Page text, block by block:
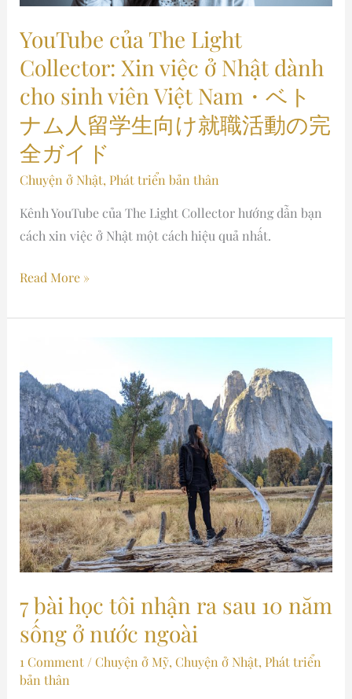
YouTube của The Light
Collector: Xin việc ở Nhật dành
cho sinh viên Việt Nam・ベト
ナム人留学生向け就職活動の完
全ガイド
Chuyện ở Nhật, Phát triển bản thân
Kênh YouTube của The Light Collector hướng dẫn bạn
cách xin việc ở Nhật một cách hiệu quả nhất.
dành
cho
sinh
viên
Việt
Nam・
ベ
ト
ナ
人
学
け
就
職
活
動
の
完
全
ガ
ド
Read More »
7 bài học tôi nhận ra sau 10 năm
sống ở nước ngoài
1 Comment /Chuyện ở Mỹ, Chuyện ở Nhật, Phát triển
bản thân
bài
học
tôi
nhận
ra
sau
10
năm
sống
ở
nước
ngoài